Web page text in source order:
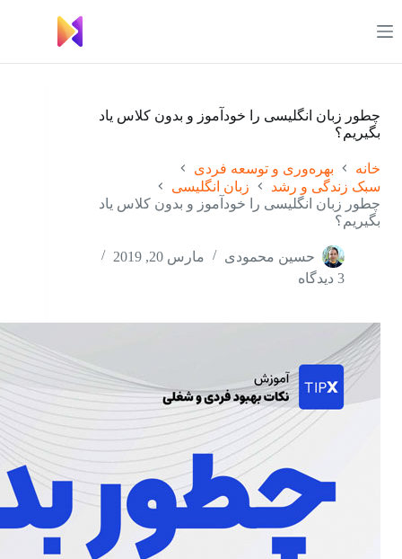
به
محتوا
چطور زبان انگلیسی را خودآموز و بدون کلاس یاد
بگیریم؟
خانه
بهره‌وری و توسعه فردی
سبک زندگی و رشد
زبان انگلیسی
چطور زبان انگلیسی را خودآموز و بدون کلاس یاد
بگیریم؟
حسین محمودی
مارس 20, 2019
3 دیدگاه